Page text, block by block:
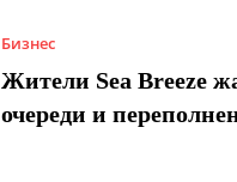
Бизнес
Жители Sea Breeze
очереди и